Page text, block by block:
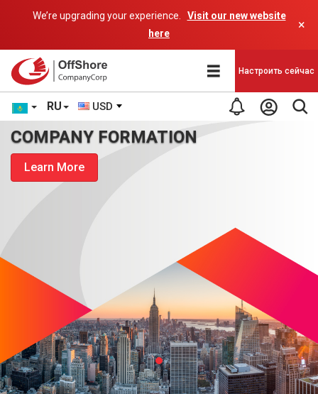
We’re upgrading your experience.
Visit our new website
here
×
RU USD
Настроить сейчас
COMPANY FORMATION
Learn More